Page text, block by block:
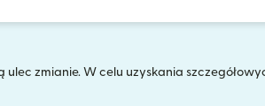
zmianie. W celu uzyskania
nowym oknie)